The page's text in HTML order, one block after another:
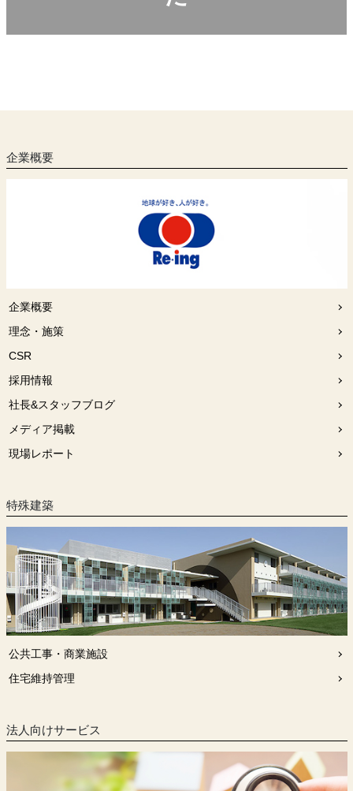
企業概要
企業概要
理念・施策
CSR
採用情報
社長&スタッフブログ
メディア掲載
現場レポート
特殊建築
公共工事・商業施設
住宅維持管理
法人向けサービス